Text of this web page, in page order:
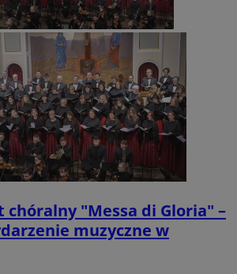
chóralny "Messa di Gloria" –
muzyczne w